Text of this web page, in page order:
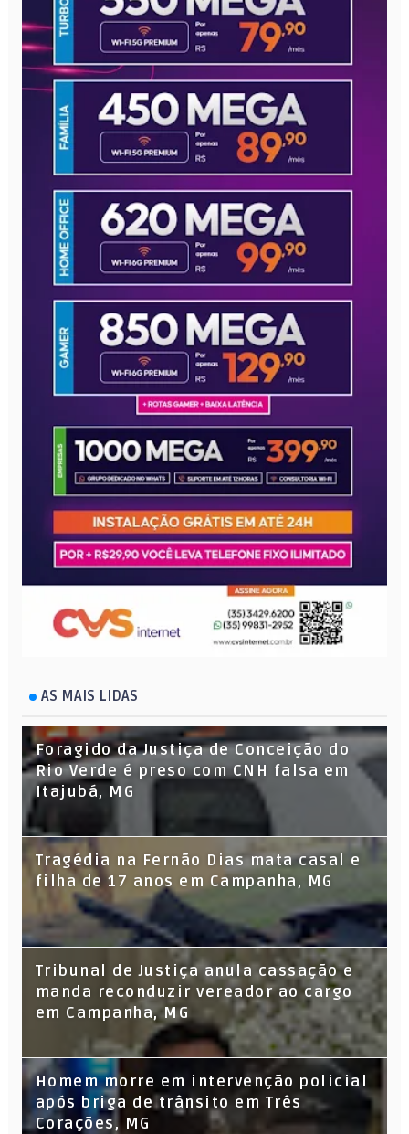
AS MAIS LIDAS
Foragido da Justiça de Conceição do
Rio Verde é preso com CNH falsa em
Itajubá, MG
Tragédia na Fernão Dias mata casal e
filha de 17 anos em Campanha, MG
Tribunal de Justiça anula cassação e
manda reconduzir vereador ao cargo
em Campanha, MG
Homem morre em intervenção policial
após briga de trânsito em Três
Corações, MG